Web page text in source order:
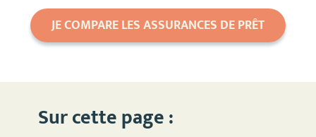
JE COMPARE LES ASSURANCES DE PRÊT
Sur cette page :